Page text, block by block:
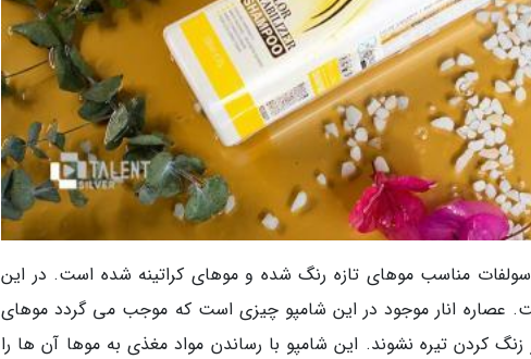
سولفات مناسب موهای تازه رنگ شده و موهای کراتینه شده است. در این
است. عصاره انار موجود در این شامپو چیزی است که موجب می گردد موهای
کردن تیره نشوند. این شامپو با رساندن مواد مغذی به موها آن ها را